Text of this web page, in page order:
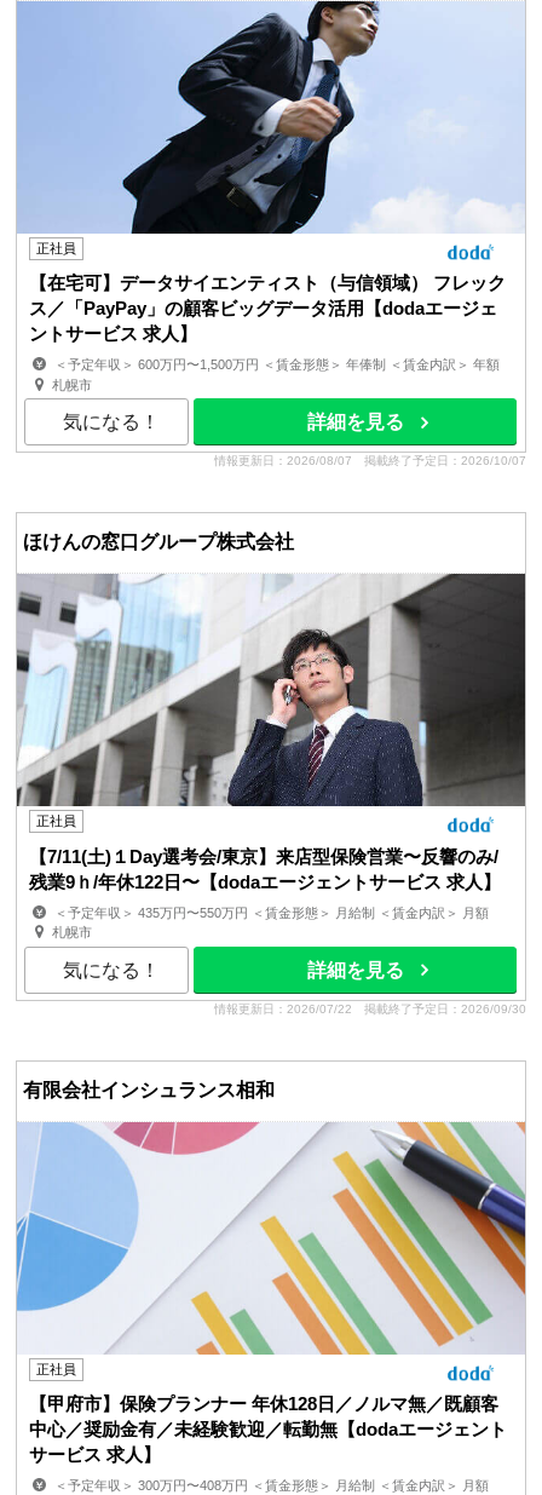
正社員
【在宅可】データサイエンティスト（与信領域） フレック
ス／「PayPay」の顧客ビッグデータ活用【dodaエージェ
ントサービス 求人】
＜予定年収＞ 600万円〜1,500万円 ＜賃金形態＞ 年俸制 ＜賃金内訳＞ 年額
（基本給）：6,000,000円〜15,000,000円 ...
札幌市
気になる！ 詳細を見る
情報更新日：2026/08/07 掲載終了予定日：2026/10/07
ほけんの窓口グループ株式会社
正社員
【7/11(土)１Day選考会/東京】来店型保険営業〜反響のみ/
残業9ｈ/年休122日〜【dodaエージェントサービス 求人】
＜予定年収＞ 435万円〜550万円 ＜賃金形態＞ 月給制 ＜賃金内訳＞ 月額
（基本給）：285,000円〜368,000円 その他固定手当...
札幌市
気になる！ 詳細を見る
情報更新日：2026/07/22 掲載終了予定日：2026/09/30
有限会社インシュランス相和
正社員
【甲府市】保険プランナー 年休128日／ノルマ無／既顧客
中心／奨励金有／未経験歓迎／転勤無【dodaエージェント
サービス 求人】
＜予定年収＞ 300万円〜408万円 ＜賃金形態＞ 月給制 ＜賃金内訳＞ 月額